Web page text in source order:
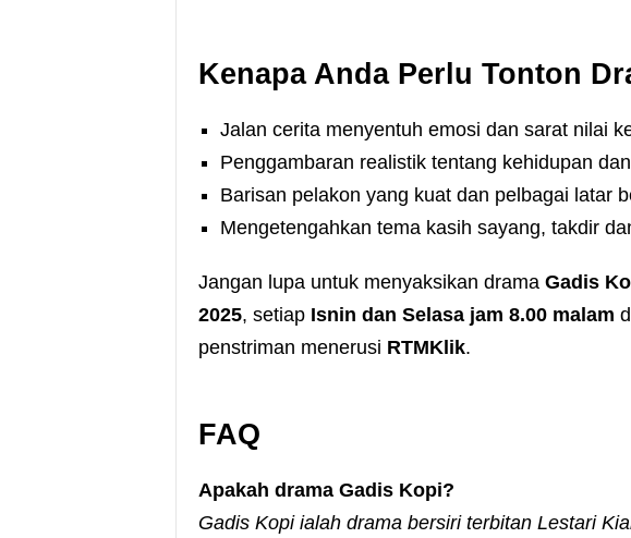
Kenapa Anda Perlu Tonton
Jalan cerita menyentuh emosi dan sarat nilai
Penggambaran realistik tentang kehidupan
Barisan pelakon yang kuat dan pelbagai latar
Mengetengahkan tema kasih sayang, takdir
Jangan lupa untuk menyaksikan drama Gadis
2025, setiap Isnin dan Selasa jam 8.00 malam
penstriman menerusi RTMKlik.
FAQ
Apakah drama Gadis Kopi?
Gadis Kopi ialah drama bersiri terbitan Lestari